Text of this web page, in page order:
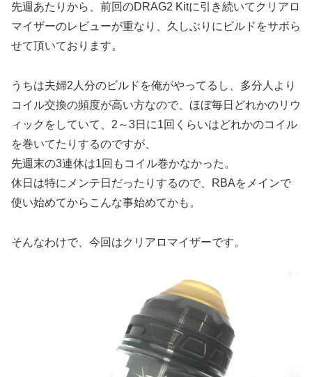
先週あたりから、前回のDRAG2 Kitに引き続いてクリアロ
マイザーのレビューが重なり、久しぶりにビルドをサボら
せて頂いております。
うちは夫婦2人分のビルドを俺がやってるし、多分人より
コイル交換の頻度が高い方なので、ほぼ毎日どれかのリウ
ィックをしていて、2～3日に1回くらいはどれかのコイル
を巻いてたりするのですが、
先週末の3連休は1回もコイル巻かなかった。
休日は特にメンテ日だったりするので、RBAをメインで
使い始めてからこんな事始めてかも。
そんなわけで、今回はクリアロマイザーです。